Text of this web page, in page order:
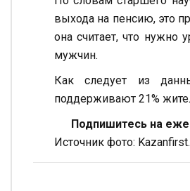
выхода на пенсию, это
она считает, что
мужчин.
Как следует из
поддерживают 21%
Подпишитесь на
Источник фото: